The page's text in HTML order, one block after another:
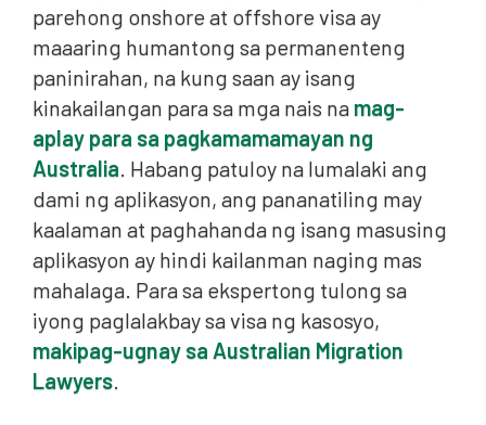
parehong onshore at offshore visa ay
maaaring humantong sa permanenteng
paninirahan, na kung saan ay isang
kinakailangan para sa mga nais na mag-
aplay para sa pagkamamamayan ng
Australia. Habang patuloy na lumalaki ang
dami ng aplikasyon, ang pananatiling may
kaalaman at paghahanda ng isang masusing
aplikasyon ay hindi kailanman naging mas
mahalaga. Para sa ekspertong tulong sa
iyong paglalakbay sa visa ng kasosyo,
makipag-ugnay sa Australian Migration
Lawyers.